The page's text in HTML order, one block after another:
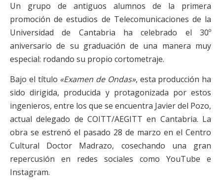
Un grupo de antiguos alumnos de la primera
promoción de estudios de Telecomunicaciones de la
Universidad de Cantabria ha celebrado el 30º
aniversario de su graduación de una manera muy
especial: rodando su propio cortometraje.
Bajo el título «Examen de Ondas», esta producción ha
sido dirigida, producida y protagonizada por estos
ingenieros, entre los que se encuentra Javier del Pozo,
actual delegado de COITT/AEGITT en Cantabria. La
obra se estrenó el pasado 28 de marzo en el Centro
Cultural Doctor Madrazo, cosechando una gran
repercusión en redes sociales como YouTube e
Instagram.